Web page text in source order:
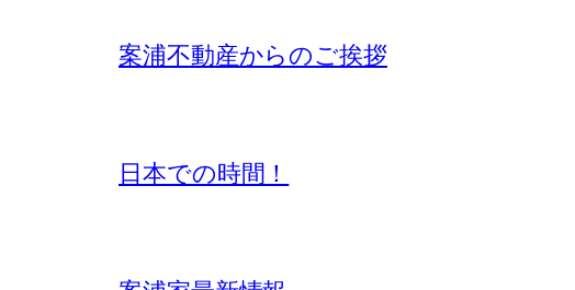
案浦不動産からのご挨拶
日本での時間！